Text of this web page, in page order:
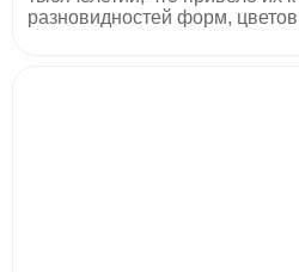
разновидностей форм,